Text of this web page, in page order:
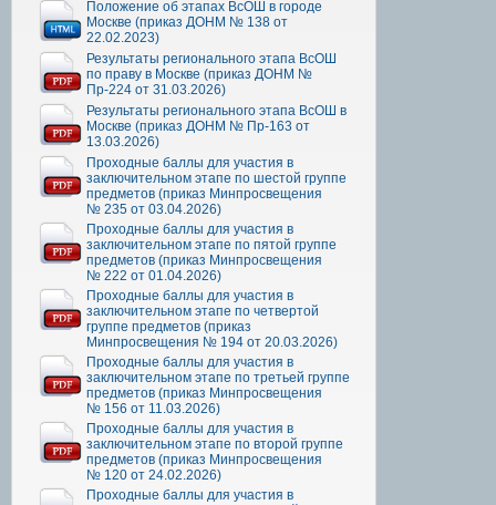
Положение об этапах ВсОШ в городе
Москве (приказ ДОНМ № 138 от
22.02.2023)
Результаты регионального этапа ВсОШ
по праву в Москве (приказ ДОНМ №
Пр-224 от 31.03.2026)
Результаты регионального этапа ВсОШ в
Москве (приказ ДОНМ № Пр-163 от
13.03.2026)
Проходные баллы для участия в
заключительном этапе по шестой группе
предметов (приказ Минпросвещения
№ 235 от 03.04.2026)
Проходные баллы для участия в
заключительном этапе по пятой группе
предметов (приказ Минпросвещения
№ 222 от 01.04.2026)
Проходные баллы для участия в
заключительном этапе по четвертой
группе предметов (приказ
Минпросвещения № 194 от 20.03.2026)
Проходные баллы для участия в
заключительном этапе по третьей группе
предметов (приказ Минпросвещения
№ 156 от 11.03.2026)
Проходные баллы для участия в
заключительном этапе по второй группе
предметов (приказ Минпросвещения
№ 120 от 24.02.2026)
Проходные баллы для участия в